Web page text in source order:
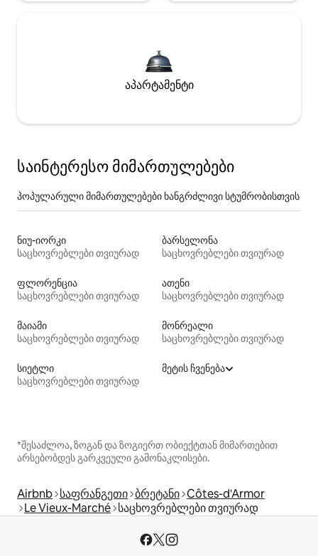
აპარტამენტი
საინტერესო მიმართულებები
პოპულარული მიმართულებები ხანგრძლივი სტუმრობისთვის
ნიუ-იორკი
საცხოვრებლები თვიურად
ბარსელონა
საცხოვრებლები თვიურად
ფლორენცია
საცხოვრებლები თვიურად
ათენი
საცხოვრებლები თვიურად
მაიამი
საცხოვრებლები თვიურად
მონრეალი
საცხოვრებლები თვიურად
სიეტლი
საცხოვრებლები თვიურად
მეტის ჩვენება
*შესაძლოა, ზოგან და ზოგიერთ ობიექტთან მიმართებით
არსებობდეს გარკვეული გამონაკლისები.
Airbnb საფრანგეთი ბრეტანი Côtes-d'Armor
Le Vieux-Marché საცხოვრებლები თვიურად